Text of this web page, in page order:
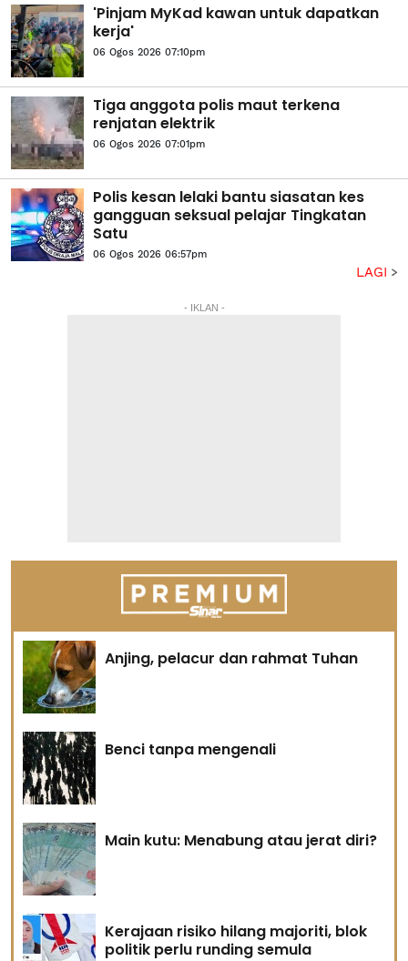
'Pinjam MyKad kawan untuk dapatkan
kerja'
06 Ogos 2026 07:10pm
Tiga anggota polis maut terkena
renjatan elektrik
06 Ogos 2026 07:01pm
Polis kesan lelaki bantu siasatan kes
gangguan seksual pelajar Tingkatan
Satu
06 Ogos 2026 06:57pm
LAGI
- IKLAN -
Anjing, pelacur dan rahmat Tuhan
Benci tanpa mengenali
Main kutu: Menabung atau jerat diri?
Kerajaan risiko hilang majoriti, blok
politik perlu runding semula